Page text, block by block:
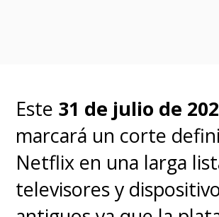
Este 31 de julio de
marcará un corte
Netflix en una larga
televisores y